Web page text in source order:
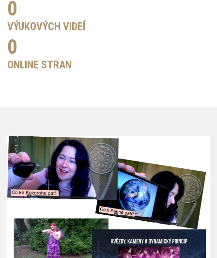
0
VÝUKOVÝCH VIDEÍ
0
ONLINE STRAN